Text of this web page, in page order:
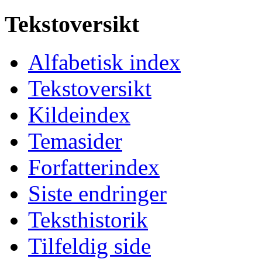
Tekstoversikt
Alfabetisk index
Tekstoversikt
Kildeindex
Temasider
Forfatterindex
Siste endringer
Teksthistorik
Tilfeldig side